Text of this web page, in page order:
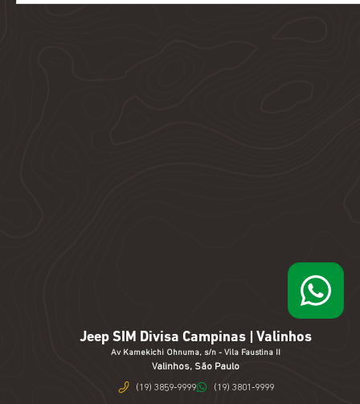
Jeep SIM Divisa Campinas | Valinhos
Av Kamekichi Ohnuma, s/n - Vila Faustina II
Valinhos, São Paulo
(19) 3859-9999 (19) 3801-9999